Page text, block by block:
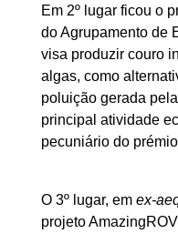
Em 2º lugar ficou o
do Agrupamento de
visa produzir couro
algas, como
poluição gerada
principal atividade
pecuniário do
O 3º lugar, em ex-
projeto